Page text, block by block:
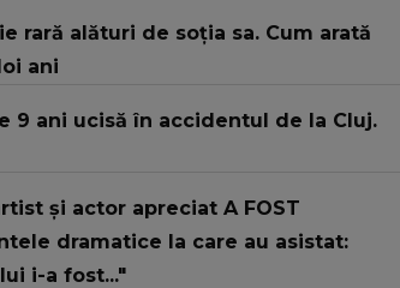
rară alături de soția sa. Cum arată
ani
9 ani ucisă în accidentul de la Cluj.
și actor apreciat A FOST
dramatice la care au asistat:
i-a fost..."